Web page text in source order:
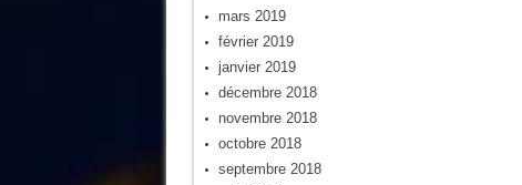
mars 2019
février 2019
janvier 2019
décembre 2018
novembre 2018
octobre 2018
septembre 2018